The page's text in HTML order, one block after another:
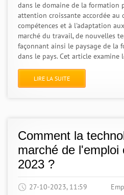
dans le domaine de la formation
attention croissante accordée au
compétences et à l'adaptation
marché du travail, de nouvelles
façonnant ainsi le paysage de la
dans le pays. Cet article examine
LIRE LA SUITE
Comment la
marché de l'emploi
2023 ?
27-10-2023, 11:59